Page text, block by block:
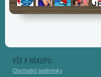
VŠE K NÁKUPU:
Obchodní podmínky